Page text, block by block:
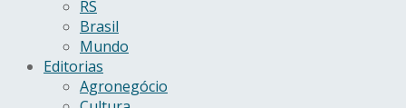
RS
Brasil
Mundo
Editorias
Agronegócio